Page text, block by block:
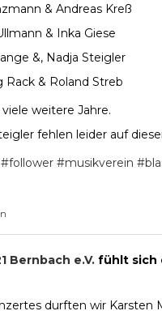
& Andreas Kreß
& Inka Giese
&, Nadja Steigler
Rack & Roland Streb
weitere Jahre.
fehlen leider auf
#follower #musikverein
Bernbach e.V. fühlt sich
durften wir Karsten